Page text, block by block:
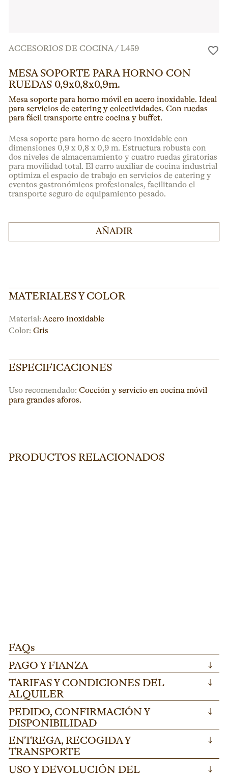
ACCESORIOS DE COCINA/L459
MESA SOPORTE PARA HORNO CON
RUEDAS 0,9x0,8x0,9m.
Mesa soporte para horno móvil en acero inoxidable. Ideal
para servicios de catering y colectividades. Con ruedas
para fácil transporte entre cocina y buffet.
Mesa soporte para horno de acero inoxidable con
dimensiones 0,9 x 0,8 x 0,9 m. Estructura robusta con
dos niveles de almacenamiento y cuatro ruedas giratorias
para movilidad total. El carro auxiliar de cocina industrial
optimiza el espacio de trabajo en servicios de catering y
eventos gastronómicos profesionales, facilitando el
transporte seguro de equipamiento pesado.
AÑADIR
MATERIALES Y COLOR
Material: Acero inoxidable
Color: Gris
ESPECIFICACIONES
Uso recomendado: Cocción y servicio en cocina móvil
para grandes aforos.
PRODUCTOS RELACIONADOS
FAQs
PAGO Y FIANZA
↓
TARIFAS Y CONDICIONES DEL
ALQUILER
↓
PEDIDO, CONFIRMACIÓN Y
DISPONIBILIDAD
↓
ENTREGA, RECOGIDA Y
TRANSPORTE
↓
USO Y DEVOLUCIÓN DEL
↓